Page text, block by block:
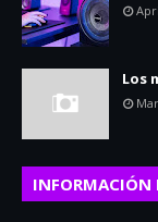
Los
INFORMACIÓN